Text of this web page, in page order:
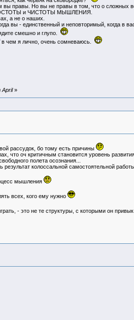
правы. Но вы не правы в том, что о сложных
и ЧИСТОТЫ МЫШЛЕНИЯ.
а не о наших.
вы - единственный и неповторимый, когда в
смешно и глупо.
в чем я лично, очень сомневаюсь.
April»
рассудок, бо тому есть причины
что оч критичным становится уровень
полета осознания...
результат колоссальной самостоятельной
мышления
всех, кого ему нужно
- это не те структуры, с которыми он